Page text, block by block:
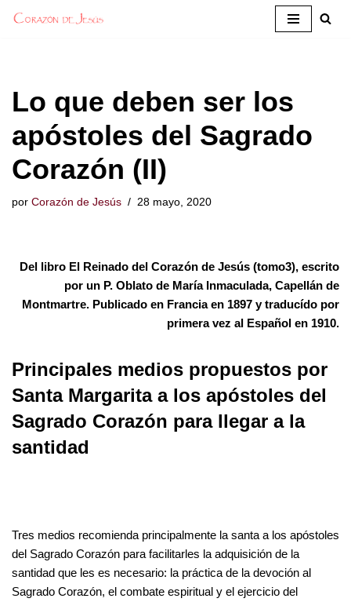
Lo que deben ser los
apóstoles del Sagrado
Corazón (II)
por Corazón de Jesús 28 mayo, 2020
Del libro El Reinado del Corazón de Jesús (tomo3), escrito
por un P. Oblato de María Inmaculada, Capellán de
Montmartre. Publicado en Francia en 1897 y traducído por
primera vez al Español en 1910.
Principales medios propuestos por
Santa Margarita a los apóstoles del
Sagrado Corazón para llegar a la
santidad
Tres medios recomienda principalmente la santa a los apóstoles
del Sagrado Corazón para facilitarles la adquisición de la
santidad que les es necesario: la práctica de la devoción al
Sagrado Corazón, el combate espiritual y el ejercicio del